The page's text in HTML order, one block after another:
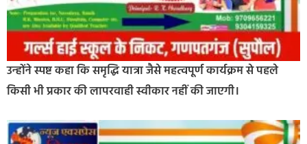
उन्होंने स्पष्ट कहा कि समृद्धि यात्रा जैसे महत्वपूर्ण कार्यक्रम से पहले
किसी भी प्रकार की लापरवाही स्वीकार नहीं की जाएगी।